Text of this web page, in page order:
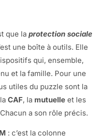
que la protection sociale
une boîte à outils. Elle
qui, ensemble,
et la famille. Pour une
utiles du puzzle sont la
CAF, la mutuelle et les
a son rôle précis.
: c’est la colonne